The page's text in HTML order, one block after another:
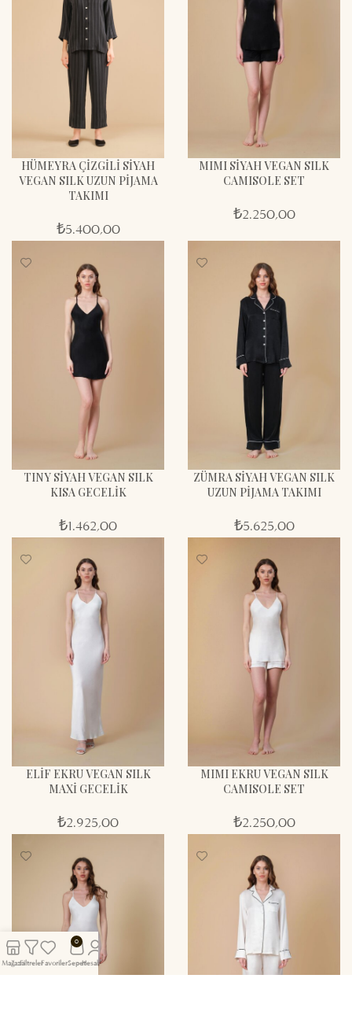
HÜMEYRA ÇİZGİLİ SİYAH
VEGAN SILK UZUN PİJAMA
TAKIMI
₺5.400,00
MIMI SİYAH VEGAN SILK
CAMISOLE SET
₺2.250,00
TINY SİYAH VEGAN SILK
KISA GECELİK
₺1.462,00
ZÜMRA SİYAH VEGAN SILK
UZUN PİJAMA TAKIMI
₺5.625,00
ELİF EKRU VEGAN SILK
MAXİ GECELİK
₺2.925,00
MIMI EKRU VEGAN SILK
CAMISOLE SET
₺2.250,00
MağazaFiltrelerFavoriler
0
SepetHesabım